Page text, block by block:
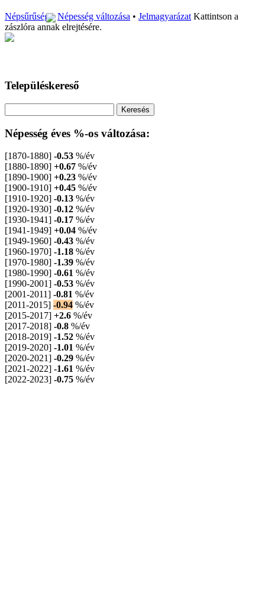
Népsűrűség•Népesség változása • JelmagyarázatKattintson a
zászlóra annak elrejtésére.
Településkereső
Népesség éves %-os változása:
[1870-1880] -0.53 %/év
[1880-1890] +0.67 %/év
[1890-1900] +0.23 %/év
[1900-1910] +0.45 %/év
[1910-1920] -0.13 %/év
[1920-1930] -0.12 %/év
[1930-1941] -0.17 %/év
[1941-1949] +0.04 %/év
[1949-1960] -0.43 %/év
[1960-1970] -1.18 %/év
[1970-1980] -1.39 %/év
[1980-1990] -0.61 %/év
[1990-2001] -0.53 %/év
[2001-2011] -0.81 %/év
[2011-2015] -0.94 %/év
[2015-2017] +2.6 %/év
[2017-2018] -0.8 %/év
[2018-2019] -1.52 %/év
[2019-2020] -1.01 %/év
[2020-2021] -0.29 %/év
[2021-2022] -1.61 %/év
[2022-2023] -0.75 %/év